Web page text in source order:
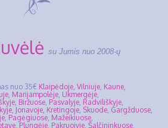
su Jumis nuo 2008-ų
nuo 35€ Klaipėdoje Vilniuje Kaune
Marijampolėje Ukmergėje
Biržuose Pasvalyje Radviliškyje
Jonavoje, Kretingoje Skuode Gargžduose
Pagėgiuose Mažeikiuose
Plungėje Pakruojyje, Šalčininkuose